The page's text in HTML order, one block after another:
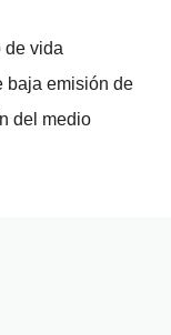
de vida
baja emisión de
del medio